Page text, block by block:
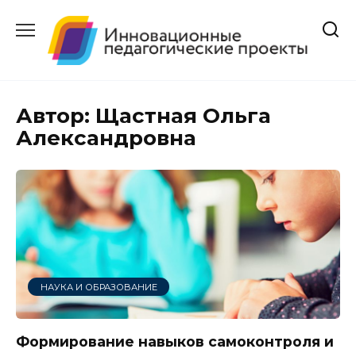
содержанию
Автор: Щастная Ольга
Александровна
НАУКА И ОБРАЗОВАНИЕ
Формирование навыков самоконтроля и